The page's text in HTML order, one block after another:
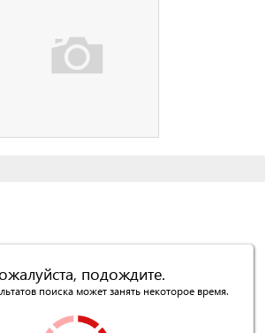
подождите.
поиска может занять некоторое время.